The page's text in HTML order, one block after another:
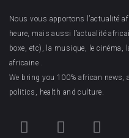
Nous vous apportons l’actualité
heure, mais aussi l’actualité
boxe, etc), la musique, le cinéma,
africaine .
We bring you 100% african
politics, health and culture.